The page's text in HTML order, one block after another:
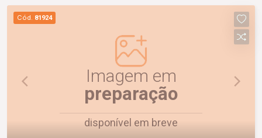
Cód. 81924
Imagem em
preparação
disponível em breve